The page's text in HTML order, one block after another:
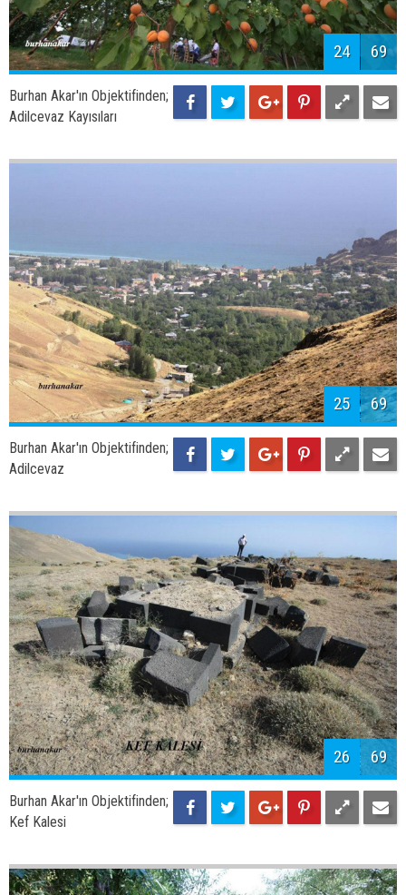
Burhan Akar'ın Objektifinden;
Kef Kalesi
27 69
Burhan Akar'ın Objektifinden;
28 69
Burhan Akar'ın Objektifinden;
Adilcevaz Elması